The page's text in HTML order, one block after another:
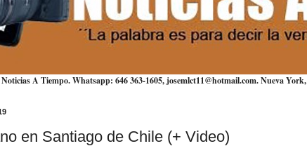
A Tiempo. Whatsapp: 646 363-1605, josemlct11@hotmail.com. Nueva York,
en Santiago de Chile (+ Video)